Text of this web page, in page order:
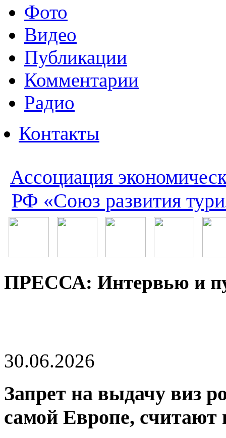
Фото
Видео
Публикации
Комментарии
Радио
Контакты
Ассоциация
РФ «Союз развития
ПРЕССА: Интервью и
30.06.2026
Запрет на выдачу виз
самой Европе, считают